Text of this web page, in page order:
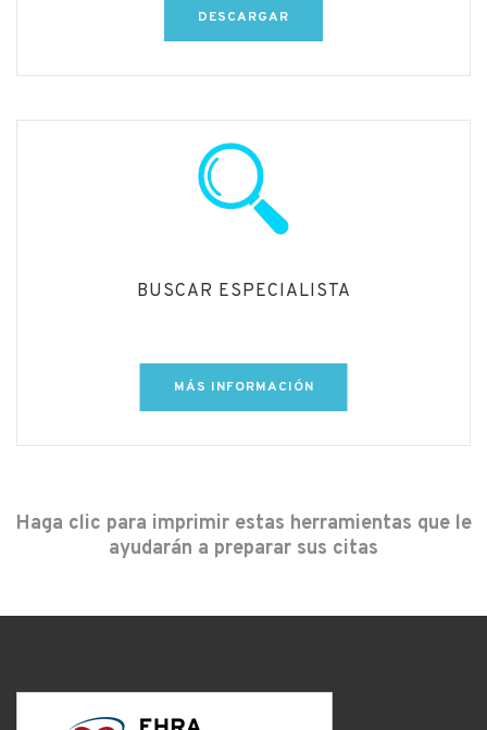
DESCARGAR
BUSCAR ESPECIALISTA
MÁS INFORMACIÓN
Haga clic para imprimir estas herramientas que le
ayudarán a preparar sus citas